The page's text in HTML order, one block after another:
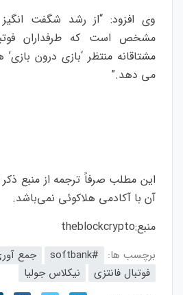
وی افزود: “از رشد شگفت
مشخص است که طرفداران
مشتاقانه منتظر ‘بازی درون بازی’
می دهد.”
این مطلب صرفاً ترجمه از منبع
آن با آکادمی هلاکوئی نمی‌باشد.
منبع:theblockcrypto
برچسب ها: #softbank
جمع
فوتبال فانتزی
نیکلاس جولیا